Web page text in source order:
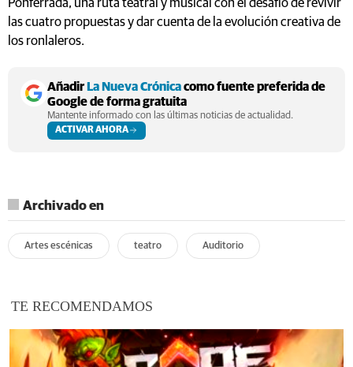
Ponferrada, una ruta teatral y musical con el desafío de revivir
las cuatro propuestas y dar cuenta de la evolución creativa de
los ronlaleros.
AñadirLa Nueva Crónicacomo fuente preferida de
Google de forma gratuita
Mantente informado con las últimas noticias de actualidad.
ACTIVAR AHORA
Archivado en
Artes escénicas teatro Auditorio
TE RECOMENDAMOS